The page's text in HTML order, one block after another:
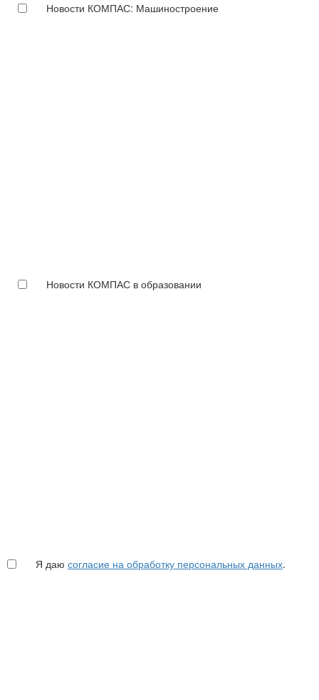
Новости КОМПАС: Машиностроение
Новости КОМПАС в образовании
Я даю согласие на обработку персональных данных.